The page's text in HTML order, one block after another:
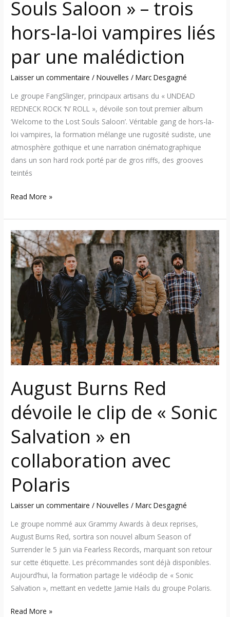
Souls Saloon » – trois
hors-la-loi vampires liés
par une malédiction
Laisser un commentaire /Nouvelles /Marc Desgagné
Le groupe FangSlinger, principaux artisans du « UNDEAD
REDNECK ROCK ‘N’ ROLL », dévoile son tout premier album
‘Welcome to the Lost Souls Saloon’. Véritable gang de hors-la-
loi vampires, la formation mélange une rugosité sudiste, une
atmosphère gothique et une narration cinématographique
dans un son hard rock porté par de gros riffs, des grooves
teintés
liés
une
Read More »
August Burns Red
dévoile le clip de « Sonic
Salvation » en
collaboration avec
Polaris
Laisser un commentaire /Nouvelles /Marc Desgagné
Le groupe nommé aux Grammy Awards à deux reprises,
August Burns Red, sortira son nouvel album Season of
Surrender le 5 juin via Fearless Records, marquant son retour
sur cette étiquette. Les précommandes sont déjà disponibles.
Aujourd’hui, la formation partage le vidéoclip de « Sonic
Salvation », mettant en vedette Jamie Hails du groupe Polaris.
August
Burns
Red
dévoile
le
clip
de
«
Sonic
Salvation
»
collaboration
Polaris
Read More »